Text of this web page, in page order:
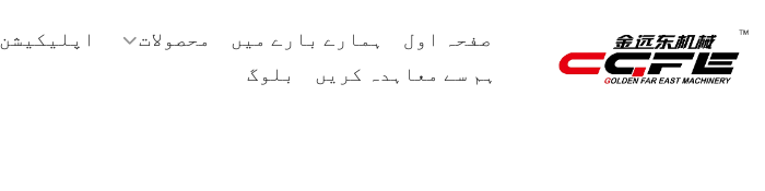
صفحہ اول ہمارے بارے میں محصولات اپلیکیشن
ہم سے معاہدہ کریں
بلوگ